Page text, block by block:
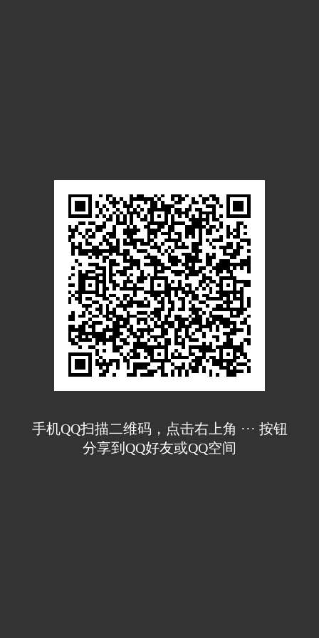
手机QQ扫描二维码，点击右上角 ··· 按钮
分享到QQ好友或QQ空间